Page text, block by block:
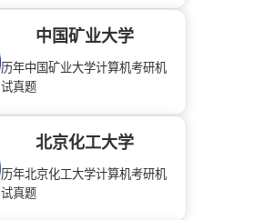
中国矿业大学
历年中国矿业大学计算机考研机
试真题
北京化工大学
历年北京化工大学计算机考研机
试真题